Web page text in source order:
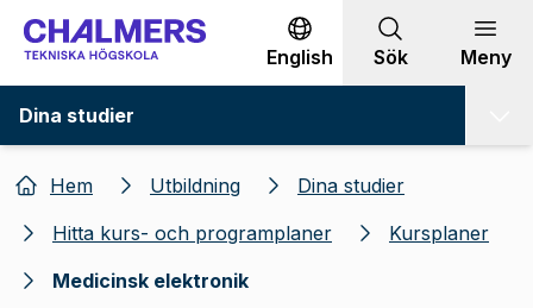
Gå till innehållet
English Sök Meny
Dina studier
Hem Utbildning
Dina studier
Hitta kurs- och programplaner
Kursplaner
Medicinsk elektronik